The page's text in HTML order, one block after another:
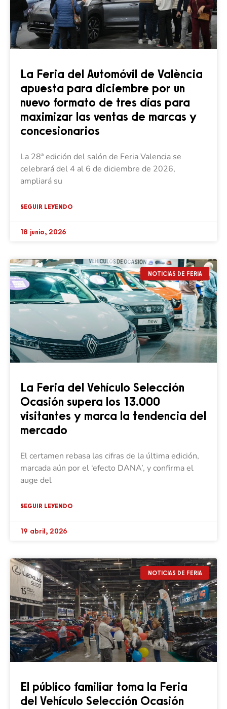
La Feria del Automóvil de València
apuesta para diciembre por un
nuevo formato de tres días para
maximizar las ventas de marcas y
concesionarios
La 28ª edición del salón de Feria Valencia se
celebrará del 4 al 6 de diciembre de 2026,
ampliará su
SEGUIR LEYENDO
18 junio, 2026
NOTICIAS DE FERIA
La Feria del Vehículo Selección
Ocasión supera los 13.000
visitantes y marca la tendencia del
mercado
El certamen rebasa las cifras de la última edición,
marcada aún por el ‘efecto DANA’, y confirma el
auge del
SEGUIR LEYENDO
19 abril, 2026
NOTICIAS DE FERIA
El público familiar toma la Feria
del Vehículo Selección Ocasión